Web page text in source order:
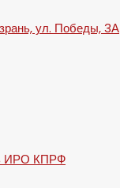
ул. Победы, 3А
ИРО КПРФ